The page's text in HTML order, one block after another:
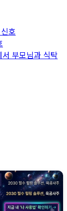
호
부모님과 식탁